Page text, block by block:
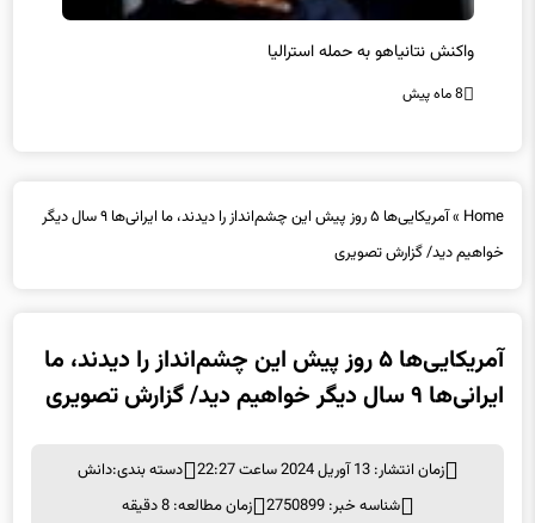
واکنش نتانیاهو به حمله استرالیا
8 ماه پیش
Home
»
آمریکایی‌ها ۵ روز پیش این چشم‌انداز را دیدند، ما ایرانی‌ها ۹ سال دیگر
خواهیم دید/ گزارش تصویری
آمریکایی‌ها ۵ روز پیش این چشم‌انداز را دیدند، ما
ایرانی‌ها ۹ سال دیگر خواهیم دید/ گزارش تصویری
زمان انتشار: 13 آوریل 2024 ساعت 22:27 دسته بندی:دانش
شناسه خبر: 2750899
زمان مطالعه: 8 دقیقه